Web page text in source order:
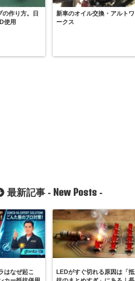
作り方。日
使用
新車のオイル交換・アルトワ
ークス
最新記事 - New Posts -
はなぜ起こ
LEDがすぐ切れる原因は「抵